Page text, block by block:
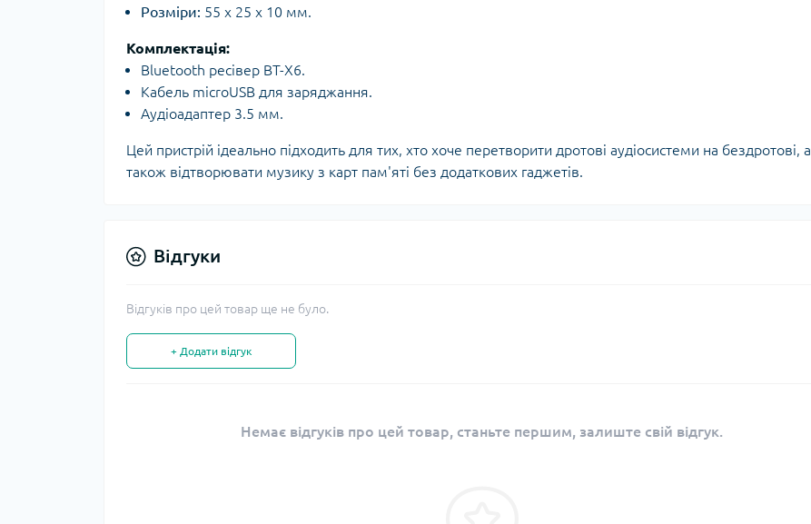
Розміри: 55 x 25 x 10 мм.
Комплектація:
Bluetooth ресівер BT-X6.
Кабель microUSB для заряджання.
Аудіоадаптер 3.5 мм.
Цей пристрій ідеально підходить для тих, хто хоче перетворити дротові аудіосистеми на бездротові, а
також відтворювати музику з карт пам'яті без додаткових гаджетів.
Відгуки
Відгуків про цей товар ще не було.
+ Додати відгук
Немає відгуків про цей товар, станьте першим, залиште свій відгук.